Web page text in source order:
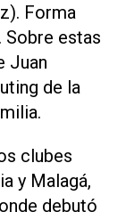
Forma
. Sobre estas
Juan
de la
clubes
y Malagá,
debutó